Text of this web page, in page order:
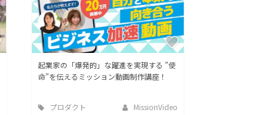
起業家の「爆発的」な躍進を実現する ”使
命”を伝えるミッション動画制作講座！
プロダクト
MissionVideo